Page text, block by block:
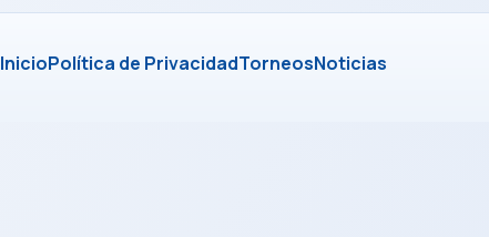
InicioPolítica de PrivacidadTorneosNoticias